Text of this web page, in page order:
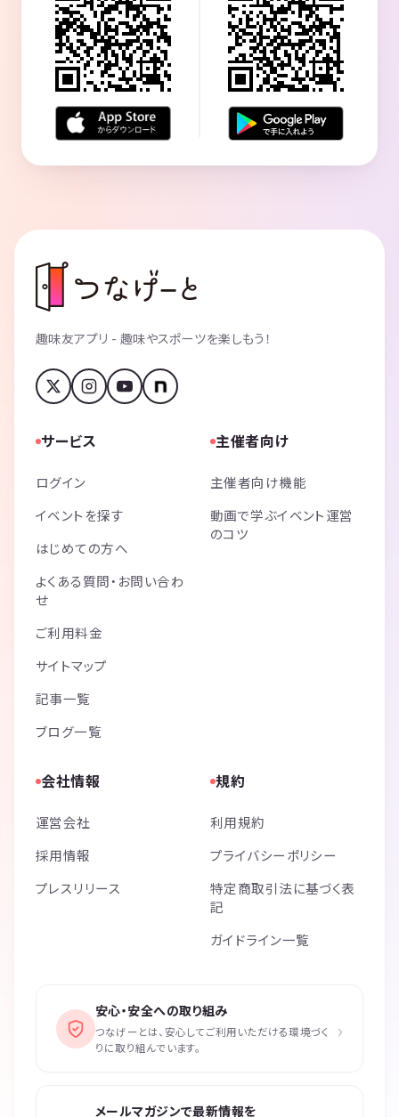
趣味友アプリ - 趣味やスポーツを楽しもう！
サービス
ログイン
イベントを探す
はじめての方へ
よくある質問・お問い合わ
せ
ご利用料金
サイトマップ
記事一覧
ブログ一覧
主催者向け
主催者向け機能
動画で学ぶイベント運営
のコツ
会社情報
運営会社
採用情報
プレスリリース
規約
利用規約
プライバシーポリシー
特定商取引法に基づく表
記
ガイドライン一覧
安心・安全への取り組み
つなげーとは、安心してご利用いただける環境づく
りに取り組んでいます。
›
メールマガジンで最新情報を